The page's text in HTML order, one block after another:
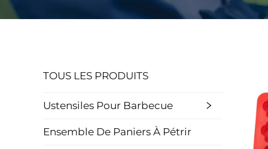
TOUS LES PRODUITS
Ustensiles Pour Barbecue
Ensemble De Paniers À Pétrir